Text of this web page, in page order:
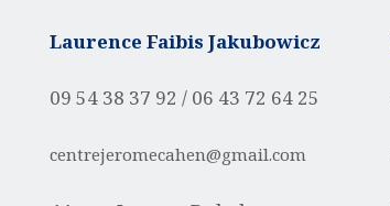
Laurence Faibis Jakubowicz
09 54 38 37 92 / 06 43 72 64 25
centrejeromecahen@gmail.com